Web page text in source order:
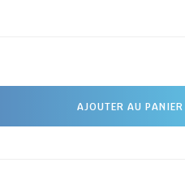
AJOUTER AU PANIER